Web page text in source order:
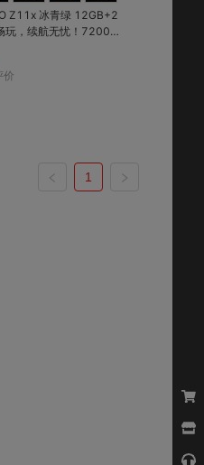
天玑7400芯片
价
1